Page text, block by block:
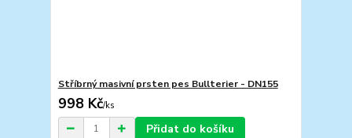
Stříbrný masivní prsten pes Bullterier - DN155
998 Kč/ks
Přidat do košíku